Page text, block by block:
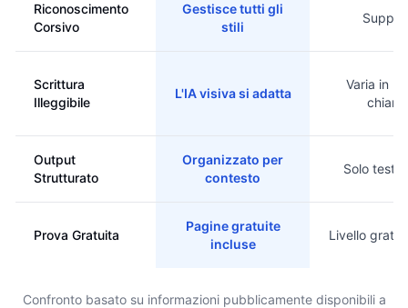
Riconoscimento
Corsivo
Gestisce tutti gli
stili
Scrittura
Illeggibile
L'IA visiva si adatta
Varia in
Output
Strutturato
Organizzato per
contesto
Solo testo
Prova Gratuita
Pagine gratuite
incluse
Livello
Confronto basato su informazioni pubblicamente disponibili a